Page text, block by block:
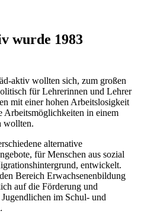
wurde 1983
aktiv wollten sich, zum großen
für Lehrerinnen und Lehrer
mit einer hohen Arbeitslosigkeit
in einem
wollten.
alternative
für Menschen aus sozial
entwickelt.
Bereich Erwachsenenbildung
auf die Förderung und
im Schul- und